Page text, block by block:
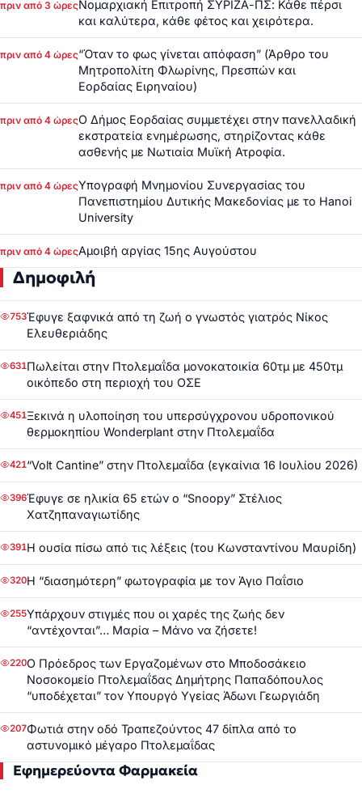
πριν από 3 ώρεςΝομαρχιακή Επιτροπή ΣΥΡΙΖΑ-ΠΣ: Κάθε πέρσι
και καλύτερα, κάθε φέτος και χειρότερα.
πριν από 4 ώρες“Όταν το φως γίνεται απόφαση” (Άρθρο του
Μητροπολίτη Φλωρίνης, Πρεσπών και
Εορδαίας Ειρηναίου)
πριν από 4 ώρεςΟ Δήμος Εορδαίας συμμετέχει στην πανελλαδική
εκστρατεία ενημέρωσης, στηρίζοντας κάθε
ασθενής με Νωτιαία Μυϊκή Ατροφία.
πριν από 4 ώρεςΥπογραφή Μνημονίου Συνεργασίας του
Πανεπιστημίου Δυτικής Μακεδονίας με το Hanoi
University
πριν από 4 ώρεςΑμοιβή αργίας 15ης Αυγούστου
Δημοφιλή
753Έφυγε ξαφνικά από τη ζωή ο γνωστός γιατρός Νίκος
Ελευθεριάδης
631Πωλείται στην Πτολεμαΐδα μονοκατοικία 60τμ με 450τμ
οικόπεδο στη περιοχή του ΟΣΕ
451Ξεκινά η υλοποίηση του υπερσύγχρονου υδροπονικού
θερμοκηπίου Wonderplant στην Πτολεμαΐδα
421“Volt Cantine” στην Πτολεμαΐδα (εγκαίνια 16 Ιουλίου 2026)
396Έφυγε σε ηλικία 65 ετών ο “Snoopy” Στέλιος
Χατζηπαναγιωτίδης
391Η ουσία πίσω από τις λέξεις (του Κωνσταντίνου Μαυρίδη)
320Η “διασημότερη” φωτογραφία με τον Άγιο Παΐσιο
255Υπάρχουν στιγμές που οι χαρές της ζωής δεν
“αντέχονται”… Μαρία – Μάνο να ζήσετε!
220Ο Πρόεδρος των Εργαζομένων στο Μποδοσάκειο
Νοσοκομείο Πτολεμαΐδας Δημήτρης Παπαδόπουλος
“υποδέχεται” τον Υπουργό Υγείας Άδωνι Γεωργιάδη
207Φωτιά στην οδό Τραπεζούντος 47 δίπλα από το
αστυνομικό μέγαρο Πτολεμαΐδας
Εφημερεύοντα Φαρμακεία